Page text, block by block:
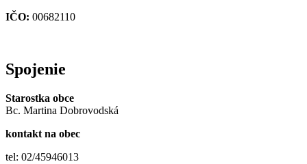
IČO: 00682110
Spojenie
Starostka obce
Bc. Martina Dobrovodská
kontakt na obec
tel: 02/45946013